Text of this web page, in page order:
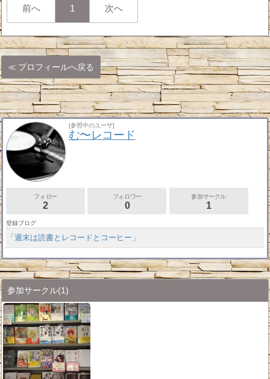
前へ 1 次へ
プロフィールへ戻る
[参照中のユーザ]
む〜レコード
フォロー
2
フォロワー
0
参加サークル
1
登録ブログ
「週末は読書とレコードとコーヒー」
参加サークル(1)